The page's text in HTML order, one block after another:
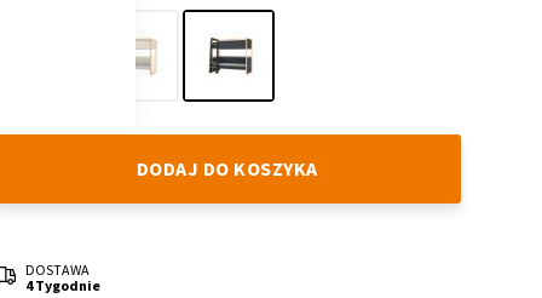
DODAJ DO KOSZYKA
DOSTAWA
4 Tygodnie